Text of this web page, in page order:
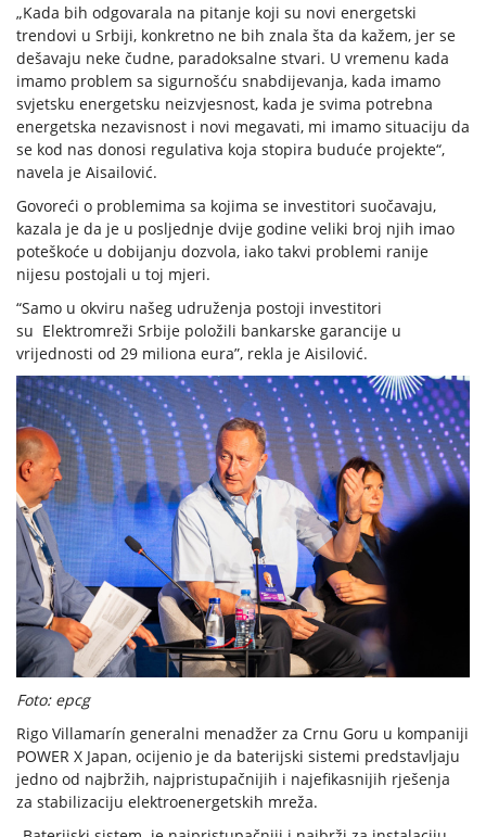
„Kada bih odgovarala na pitanje koji su novi energetski
trendovi u Srbiji, konkretno ne bih znala šta da kažem, jer se
dešavaju neke čudne, paradoksalne stvari. U vremenu kada
imamo problem sa sigurnošću snabdijevanja, kada imamo
svjetsku energetsku neizvjesnost, kada je svima potrebna
energetska nezavisnost i novi megavati, mi imamo situaciju da
se kod nas donosi regulativa koja stopira buduće projekte“,
navela je Aisailović.
Govoreći o problemima sa kojima se investitori suočavaju,
kazala je da je u posljednje dvije godine veliki broj njih imao
poteškoće u dobijanju dozvola, iako takvi problemi ranije
nijesu postojali u toj mjeri.
“Samo u okviru našeg udruženja postoji investitori
su Elektromreži Srbije položili bankarske garancije u
vrijednosti od 29 miliona eura”, rekla je Aisilović.
Foto: epcg
Rigo Villamarín generalni menadžer za Crnu Goru u kompaniji
POWER X Japan, ocijenio je da baterijski sistemi predstavljaju
jedno od najbržih, najpristupačnijih i najefikasnijih rješenja
za stabilizaciju elektroenergetskih mreža.